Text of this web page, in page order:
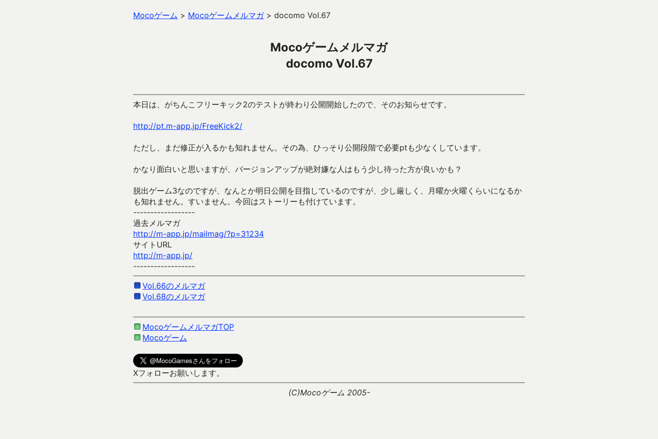
Mocoゲーム > Mocoゲームメルマガ> docomo Vol.67
Mocoゲームメルマガ
docomo Vol.67
本日は、がちんこフリーキック2のテストが終わり公開開始したので、そのお知らせです。
http://pt.m-app.jp/FreeKick2/
ただし、まだ修正が入るかも知れません。その為、ひっそり公開段階で必要ptも少なくしています。
かなり面白いと思いますが、バージョンアップが絶対嫌な人はもう少し待った方が良いかも？
脱出ゲーム3なのですが、なんとか明日公開を目指しているのですが、少し厳しく、月曜か火曜くらいになるか
も知れません。すいません。今回はストーリーも付けています。
------------------
過去メルマガ
http://m-app.jp/mailmag/?p=31234
サイトURL
http://m-app.jp/
------------------
Vol.66のメルマガ
Vol.68のメルマガ
MocoゲームメルマガTOP
Mocoゲーム
Xフォローお願いします。
(C)Mocoゲーム 2005-